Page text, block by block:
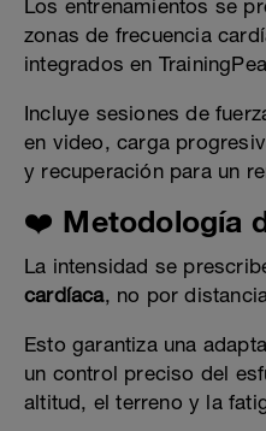
Los entrenamientos se
zonas de frecuencia
integrados en
Incluye sesiones de
en video, carga
y recuperación para un
❤️ Metodología
La intensidad se
cardíaca, no por
Esto garantiza una
un control preciso del
altitud, el terreno y la